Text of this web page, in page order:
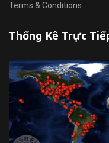
Terms & Conditions
Thống Kê Trực